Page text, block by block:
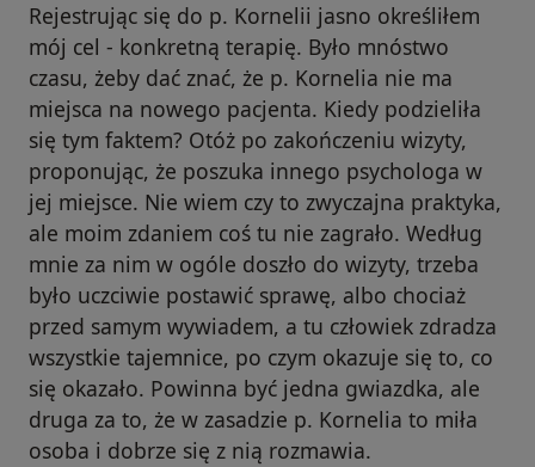
Rejestrując się do p. Kornelii jasno określiłem
mój cel - konkretną terapię. Było mnóstwo
czasu, żeby dać znać, że p. Kornelia nie ma
miejsca na nowego pacjenta. Kiedy podzieliła
się tym faktem? Otóż po zakończeniu wizyty,
proponując, że poszuka innego psychologa w
jej miejsce. Nie wiem czy to zwyczajna praktyka,
ale moim zdaniem coś tu nie zagrało. Według
mnie za nim w ogóle doszło do wizyty, trzeba
było uczciwie postawić sprawę, albo chociaż
przed samym wywiadem, a tu człowiek zdradza
wszystkie tajemnice, po czym okazuje się to, co
się okazało. Powinna być jedna gwiazdka, ale
druga za to, że w zasadzie p. Kornelia to miła
osoba i dobrze się z nią rozmawia.